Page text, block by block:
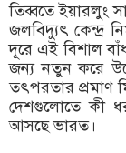
তিব্বতে ইয়ারলুং
জলবিদ্যুৎ কেন্দ্র
দূরে এই বিশাল
জন্য নতুন করে
তৎপরতার প্রমাণ
দেশগুলোতে কী
আসছে ভারত।